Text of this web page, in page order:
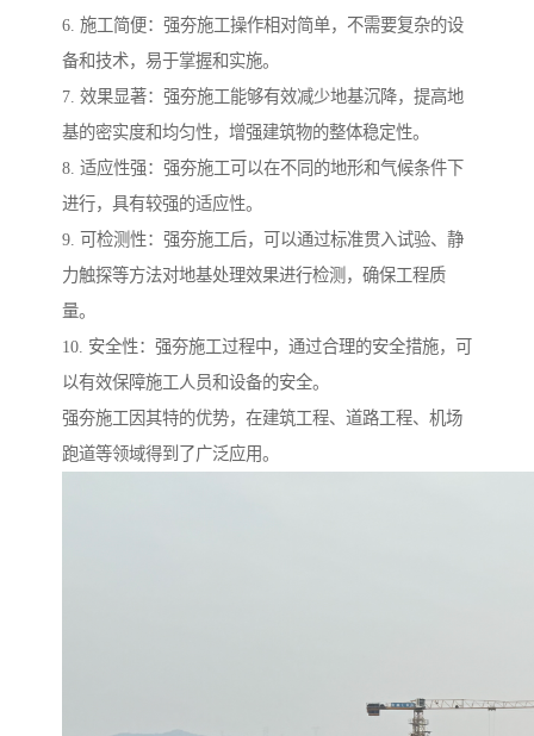
6. 施工简便：强夯施工操作相对简单，不需要复杂的设
备和技术，易于掌握和实施。
7. 效果显著：强夯施工能够有效减少地基沉降，提高地
基的密实度和均匀性，增强建筑物的整体稳定性。
8. 适应性强：强夯施工可以在不同的地形和气候条件下
进行，具有较强的适应性。
9. 可检测性：强夯施工后，可以通过标准贯入试验、静
力触探等方法对地基处理效果进行检测，确保工程质
量。
10. 安全性：强夯施工过程中，通过合理的安全措施，可
以有效保障施工人员和设备的安全。
强夯施工因其特的优势，在建筑工程、道路工程、机场
跑道等领域得到了广泛应用。